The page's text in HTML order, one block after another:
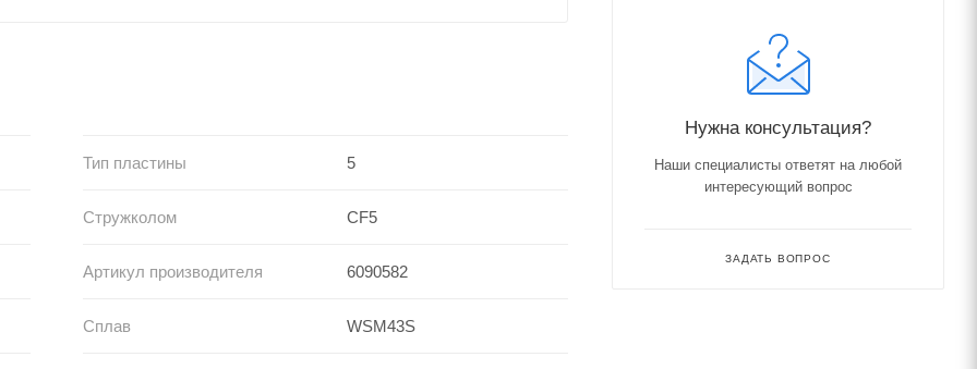
Тип пластины 5
Стружколом CF5
Артикул производителя 6090582
Сплав WSM43S
Нужна консультация?
Наши специалисты ответят на любой
интересующий вопрос
ЗАДАТЬ ВОПРОС